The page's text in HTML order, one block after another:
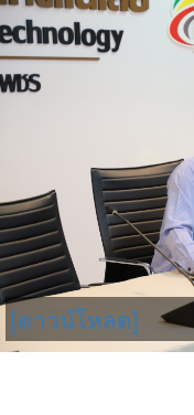
[ดาวน์โหลด]